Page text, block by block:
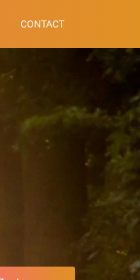
CONTACT